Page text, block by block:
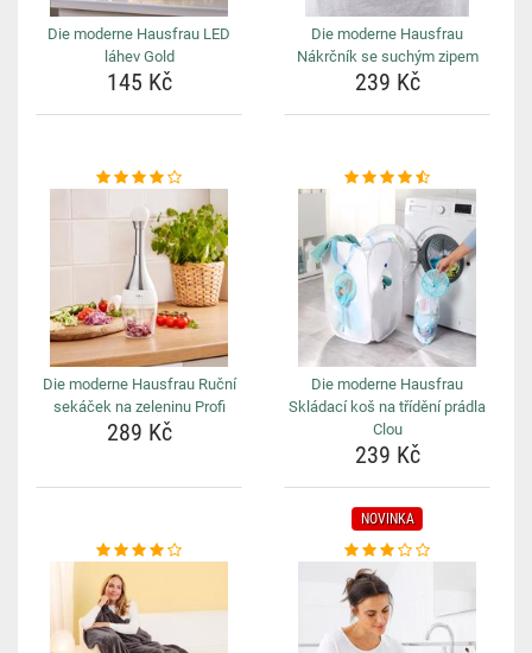
Die moderne Hausfrau LED
láhev Gold
145 Kč
Die moderne Hausfrau
Nákrčník se suchým zipem
239 Kč
Die moderne Hausfrau Ruční
sekáček na zeleninu Profi
289 Kč
Die moderne Hausfrau
Skládací koš na třídění prádla
Clou
239 Kč
NOVINKA